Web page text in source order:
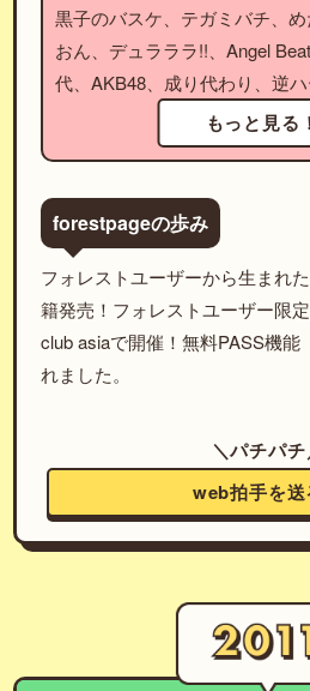
黒子のバスケ、テガミバチ、
おん、デュラララ!!、Angel
代、AKB48、成り代わり、逆
もっと見る！
forestpageの歩み
フォレストユーザーから生まれ
籍発売！フォレストユーザー限
club asiaで開催！無料PASS機能
れました。
＼パチパチ
web拍手を送